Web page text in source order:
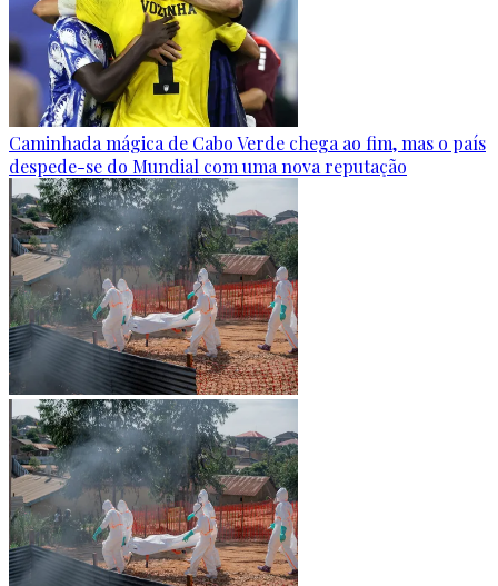
Caminhada mágica de Cabo Verde chega ao fim, mas o país
despede-se do Mundial com uma nova reputação